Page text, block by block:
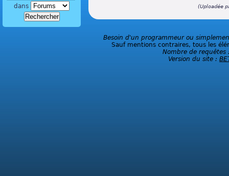
dans (Uploadée
Besoin d'un programmeur ou
Sauf mentions contraires, tous les
Nombre de requêtes
Version du site :